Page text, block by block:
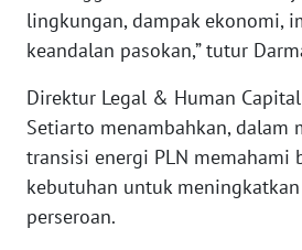
lingkungan, dampak ekonomi,
keandalan pasokan,” tutur
Direktur Legal & Human
Setiarto menambahkan, dalam
transisi energi PLN memahami
kebutuhan untuk
perseroan.
WN
SULTENG
WN
SULBAR
WN
BABEL